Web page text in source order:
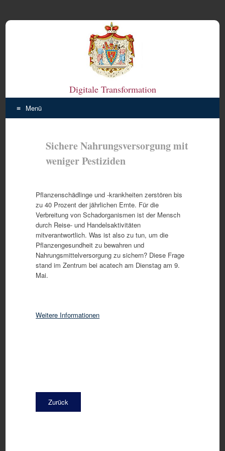
Digitale Transformation
Menü
Sichere Nahrungsversorgung mit
weniger Pestiziden
Pflanzenschädlinge und -krankheiten zerstören bis
zu 40 Prozent der jährlichen Ernte. Für die
Verbreitung von Schadorganismen ist der Mensch
durch Reise- und Handelsaktivitäten
mitverantwortlich. Was ist also zu tun, um die
Pflanzengesundheit zu bewahren und
Nahrungsmittelversorgung zu sichern? Diese Frage
stand im Zentrum bei acatech am Dienstag am 9.
Mai.
Weitere Informationen
Zurück